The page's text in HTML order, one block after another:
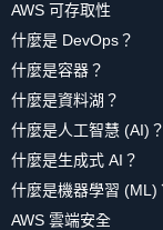
AWS 可存取性
什麼是 DevOps？
什麼是容器？
什麼是資料湖？
什麼是人工智慧 (AI)？
什麼是生成式 AI？
什麼是機器學習 (ML)
AWS 雲端安全